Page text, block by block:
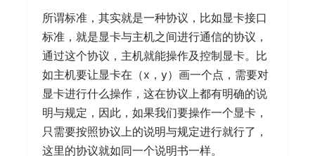
所谓标准，其实就是一种协议，比如显卡接口
标准，就是显卡与主机之间进行通信的协议，
通过这个协议，主机就能操作及控制显卡。比
如主机要让显卡在（x，y）画一个点，需要对
显卡进行什么操作，这在协议上都有明确的说
明与规定，因此，如果我们要操作一个显卡，
只需要按照协议上的说明与规定进行就行了，
这里的协议就如同一个说明书一样。